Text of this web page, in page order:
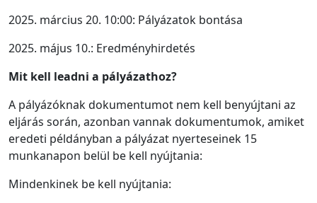
2025. március 20. 10:00: Pályázatok bontása
2025. május 10.: Eredményhirdetés
Mit kell leadni a pályázathoz?
A pályázóknak dokumentumot nem kell benyújtani az
eljárás során, azonban vannak dokumentumok, amiket
eredeti példányban a pályázat nyerteseinek 15
munkanapon belül be kell nyújtania:
Mindenkinek be kell nyújtania: